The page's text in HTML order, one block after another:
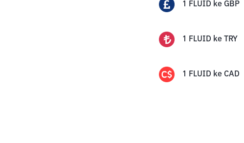
1 FLUID ke GBP
1 FLUID ke TRY
1 FLUID ke CAD